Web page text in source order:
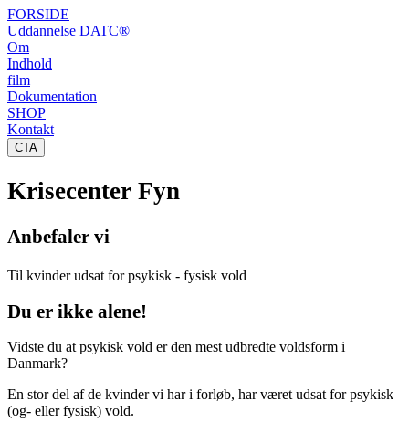
FORSIDE
Uddannelse DATC®
Om
Indhold
film
Dokumentation
SHOP
Kontakt
CTA
Krisecenter Fyn
Anbefaler vi
Til kvinder udsat for psykisk - fysisk vold
Du er ikke alene!
Vidste du at psykisk vold er den mest udbredte voldsform i
Danmark?
En stor del af de kvinder vi har i forløb, har været udsat for psykisk
(og- eller fysisk) vold.